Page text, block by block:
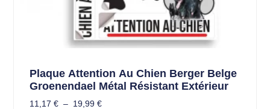
Plaque Attention Au Chien Berger Belge
Groenendael Métal Résistant Extérieur
11,17 € – 19,99 €